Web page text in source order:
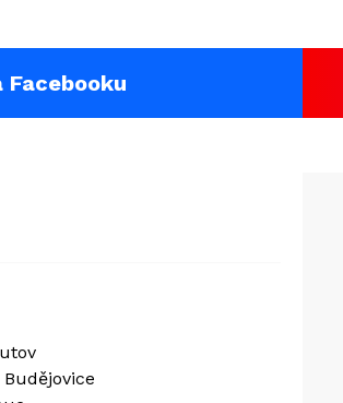
Facebooku
Budějovice